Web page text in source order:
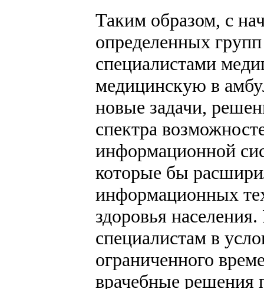
Таким образом, с
определенных
специалистами
медицинскую в
новые задачи,
спектра
информационной
которые бы
информационных
здоровья
специалистам в
ограниченного
врачебные решения